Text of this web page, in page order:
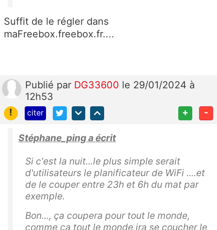
Suffit de le régler dans
maFreebox.freebox.fr....
Publié par DG33600 le 29/01/2024 à
12h53
!
citer + -
Stéphane_ping a écrit
Si c'est la nuit...le plus simple serait
d'utilisateurs le planificateur de WiFi ....et
de le couper entre 23h et 6h du mat par
exemple.
Bon..., ça coupera pour tout le monde,
comme ça tout le monde ira se coucher le